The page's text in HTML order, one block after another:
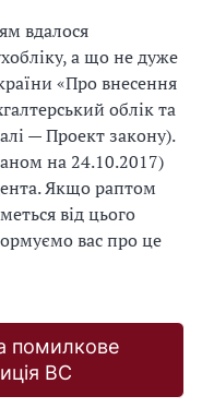
вдалося
а що не дуже
«Про внесення
облік та
— Проект закону).
на 24.10.2017)
Якщо раптом
від цього
вас про це
помилкове
ВС